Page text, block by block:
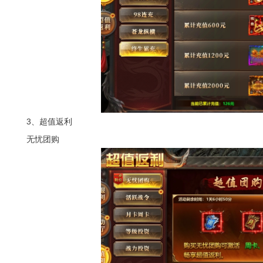
3、超值返利
无忧团购